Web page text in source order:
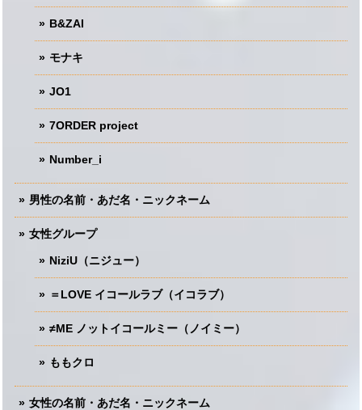
B&ZAI
モナキ
JO1
7ORDER project
Number_i
男性の名前・あだ名・ニックネーム
女性グループ
NiziU（ニジュー）
＝LOVE イコールラブ（イコラブ）
≠ME ノットイコールミー（ノイミー）
ももクロ
女性の名前・あだ名・ニックネーム